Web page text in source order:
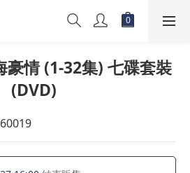
豪情 (1-32集) 七碟套裝
(DVD)